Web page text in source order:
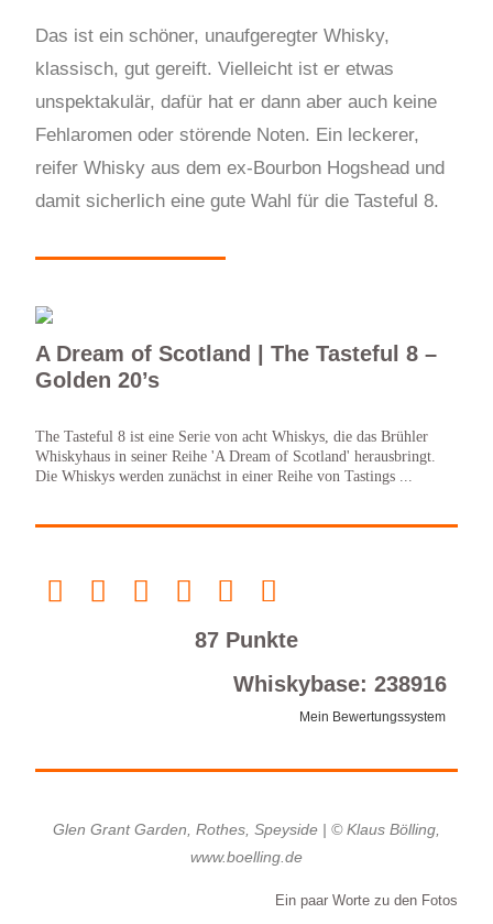
Das ist ein schöner, unaufgeregter Whisky,
klassisch, gut gereift. Vielleicht ist er etwas
unspektakulär, dafür hat er dann aber auch keine
Fehlaromen oder störende Noten. Ein leckerer,
reifer Whisky aus dem ex-Bourbon Hogshead und
damit sicherlich eine gute Wahl für die Tasteful 8.
A Dream of Scotland | The Tasteful 8 –
Golden 20’s
The Tasteful 8 ist eine Serie von acht Whiskys, die das Brühler
Whiskyhaus in seiner Reihe 'A Dream of Scotland' herausbringt.
Die Whiskys werden zunächst in einer Reihe von Tastings ...
87 Punkte
Whiskybase: 238916
Mein Bewertungssystem
Glen Grant Garden, Rothes, Speyside | © Klaus Bölling,
www.boelling.de
Ein paar Worte zu den Fotos